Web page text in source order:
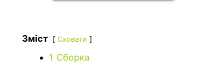
Зміст Сховати
1 Сборка